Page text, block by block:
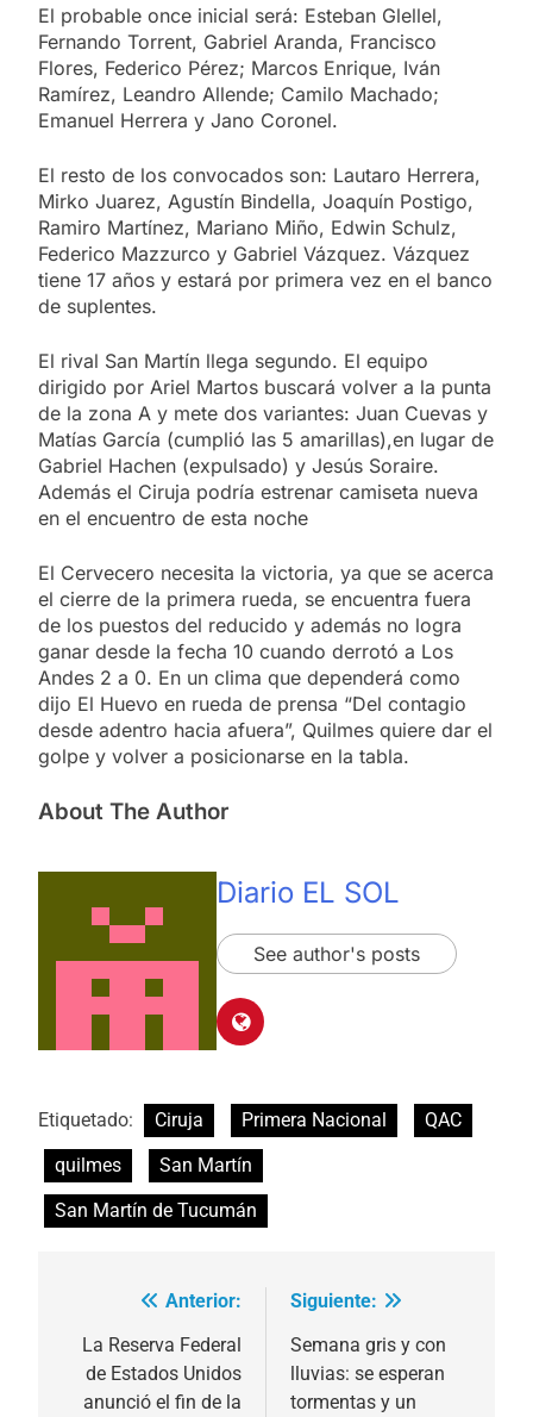
El probable once inicial será: Esteban Glellel,
Fernando Torrent, Gabriel Aranda, Francisco
Flores, Federico Pérez; Marcos Enrique, Iván
Ramírez, Leandro Allende; Camilo Machado;
Emanuel Herrera y Jano Coronel.
El resto de los convocados son: Lautaro Herrera,
Mirko Juarez, Agustín Bindella, Joaquín Postigo,
Ramiro Martínez, Mariano Miño, Edwin Schulz,
Federico Mazzurco y Gabriel Vázquez. Vázquez
tiene 17 años y estará por primera vez en el banco
de suplentes.
El rival San Martín llega segundo. El equipo
dirigido por Ariel Martos buscará volver a la punta
de la zona A y mete dos variantes: Juan Cuevas y
Matías García (cumplió las 5 amarillas),en lugar de
Gabriel Hachen (expulsado) y Jesús Soraire.
Además el Ciruja podría estrenar camiseta nueva
en el encuentro de esta noche
El Cervecero necesita la victoria, ya que se acerca
el cierre de la primera rueda, se encuentra fuera
de los puestos del reducido y además no logra
ganar desde la fecha 10 cuando derrotó a Los
Andes 2 a 0. En un clima que dependerá como
dijo El Huevo en rueda de prensa “Del contagio
desde adentro hacia afuera”, Quilmes quiere dar el
golpe y volver a posicionarse en la tabla.
About The Author
Diario EL SOL
See author's posts
Etiquetado: Ciruja Primera Nacional
QAC
quilmes
San Martín
San Martín de Tucumán
Navegación
de
entradas
Anterior:
La Reserva Federal
de Estados Unidos
anunció el fin de la
Siguiente:
Semana gris y con
lluvias: se esperan
tormentas y un